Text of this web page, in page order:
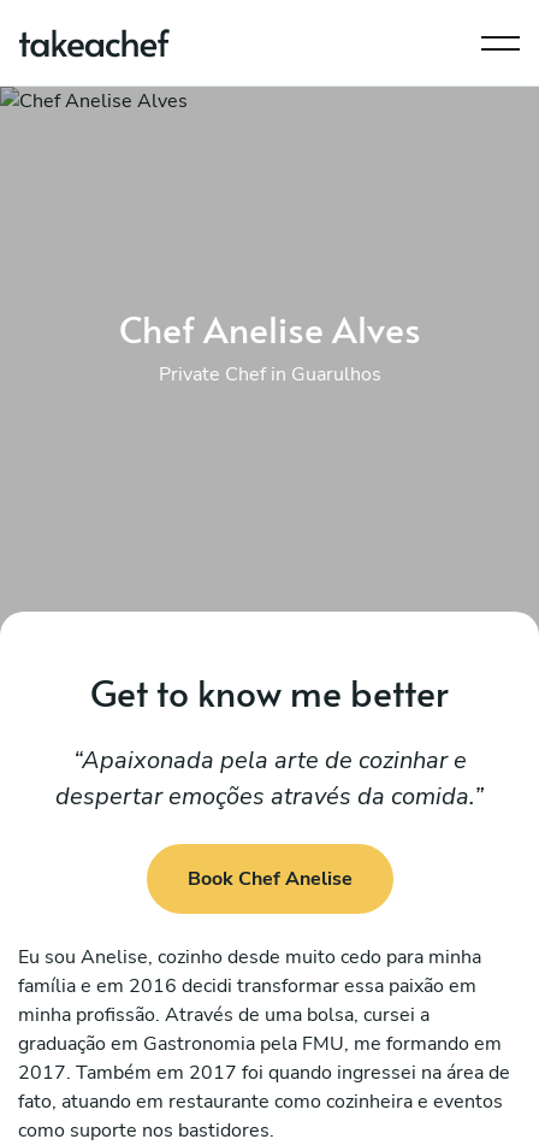
Chef Anelise Alves
Private Chef in Guarulhos
Get to know me better
Apaixonada pela arte de cozinhar e
despertar emoções através da comida.
Book Chef Anelise
Eu sou Anelise, cozinho desde muito cedo para minha
família e em 2016 decidi transformar essa paixão em
minha profissão. Através de uma bolsa, cursei a
graduação em Gastronomia pela FMU, me formando em
2017. Também em 2017 foi quando ingressei na área de
fato, atuando em restaurante como cozinheira e eventos
como suporte nos bastidores.